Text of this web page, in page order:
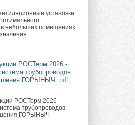
установки
в небольших помещениях
РОСТерм 2026 -
трубопроводов
ГОРЫНЫЧ.
pdf,
РОСТерм 2026 -
трубопроводов
ГОРЫНЫЧ